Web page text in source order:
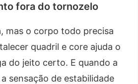
fora do tornozelo
mas o corpo todo precisa
quadril e core ajuda o
do jeito certo. E quando a
sensação de estabilidade